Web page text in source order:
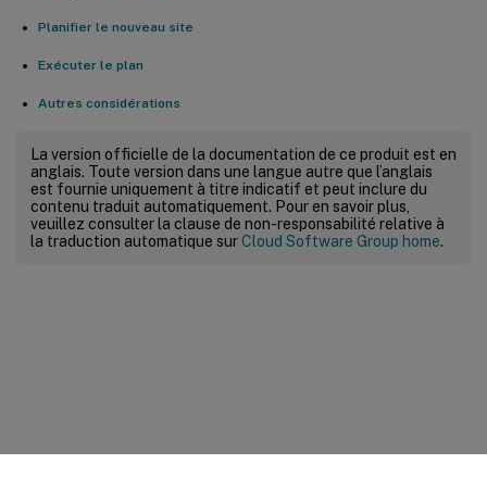
Planifier le nouveau site
Exécuter le plan
Autres considérations
La version officielle de la documentation de ce produit est en
anglais. Toute version dans une langue autre que l’anglais
est fournie uniquement à titre indicatif et peut inclure du
contenu traduit automatiquement. Pour en savoir plus,
veuillez consulter la clause de non-responsabilité relative à
la traduction automatique surCloud Software Group home.